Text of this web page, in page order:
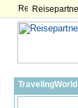
TravelingWorld